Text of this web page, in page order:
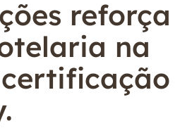
reforça
na